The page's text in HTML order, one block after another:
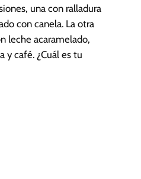
una con ralladura
con canela. La otra
leche acaramelado,
y café. ¿Cuál es tu